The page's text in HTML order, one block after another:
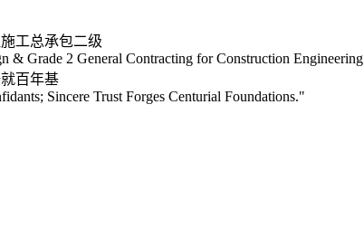
工总承包二级
& Grade 2 General Contracting for Construction Engineering
百年基
Sincere Trust Forges Centurial Foundations."